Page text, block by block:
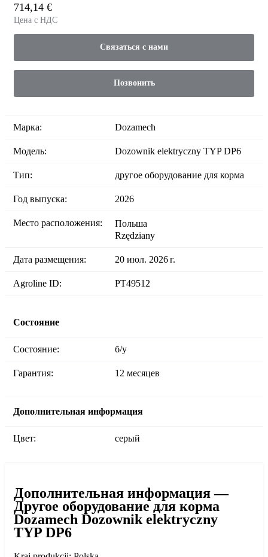
714,14 €
Цена с НДС
Связаться с нами
Позвонить
Марка: Dozamech
Модель: Dozownik elektryczny TYP DP6
Тип: другое оборудование для корма
Год выпуска: 2026
Место расположения:
Польша
Rzędziany
Дата размещения: 20 июл. 2026 г.
Agroline ID: PT49512
Состояние
Состояние: б/у
Гарантия: 12 месяцев
Дополнительная информация
Цвет: серый
Дополнительная информация —
Другое оборудование для корма
Dozamech Dozownik elektryczny
TYP DP6